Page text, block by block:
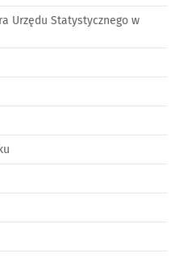
Urzędu Statystycznego w